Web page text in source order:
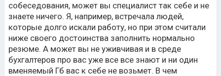
собеседования, может вы специалист так себе и не
знаете ничего. Я, например, встречала людей,
которые долго искали работу, но при этом считали
ниже своего достоинства заполнить нормально
резюме. А может вы не уживчивая и в среде
бухгалтеров про вас уже все все знают и ни один
вменяемый Гб вас к себе не возьмет. В чем